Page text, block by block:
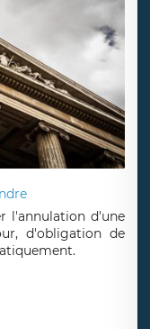
l'annulation d'une
d'obligation de